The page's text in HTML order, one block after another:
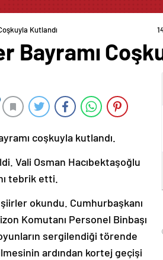
Kutlandı
Bayramı
coşkuyla kutlandı.
Vali Osman Hacıbektaşoğlu
tebrik etti.
şiirler okundu. Cumhurbaşkanı
Komutanı Personel Binbaşı
sergilendiği törende
ardından kortej geçişi